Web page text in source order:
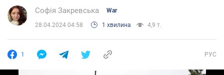
Софія Закревська War
28.04.2024 04:58 1 хвилина 4,9 т.
1 РУС